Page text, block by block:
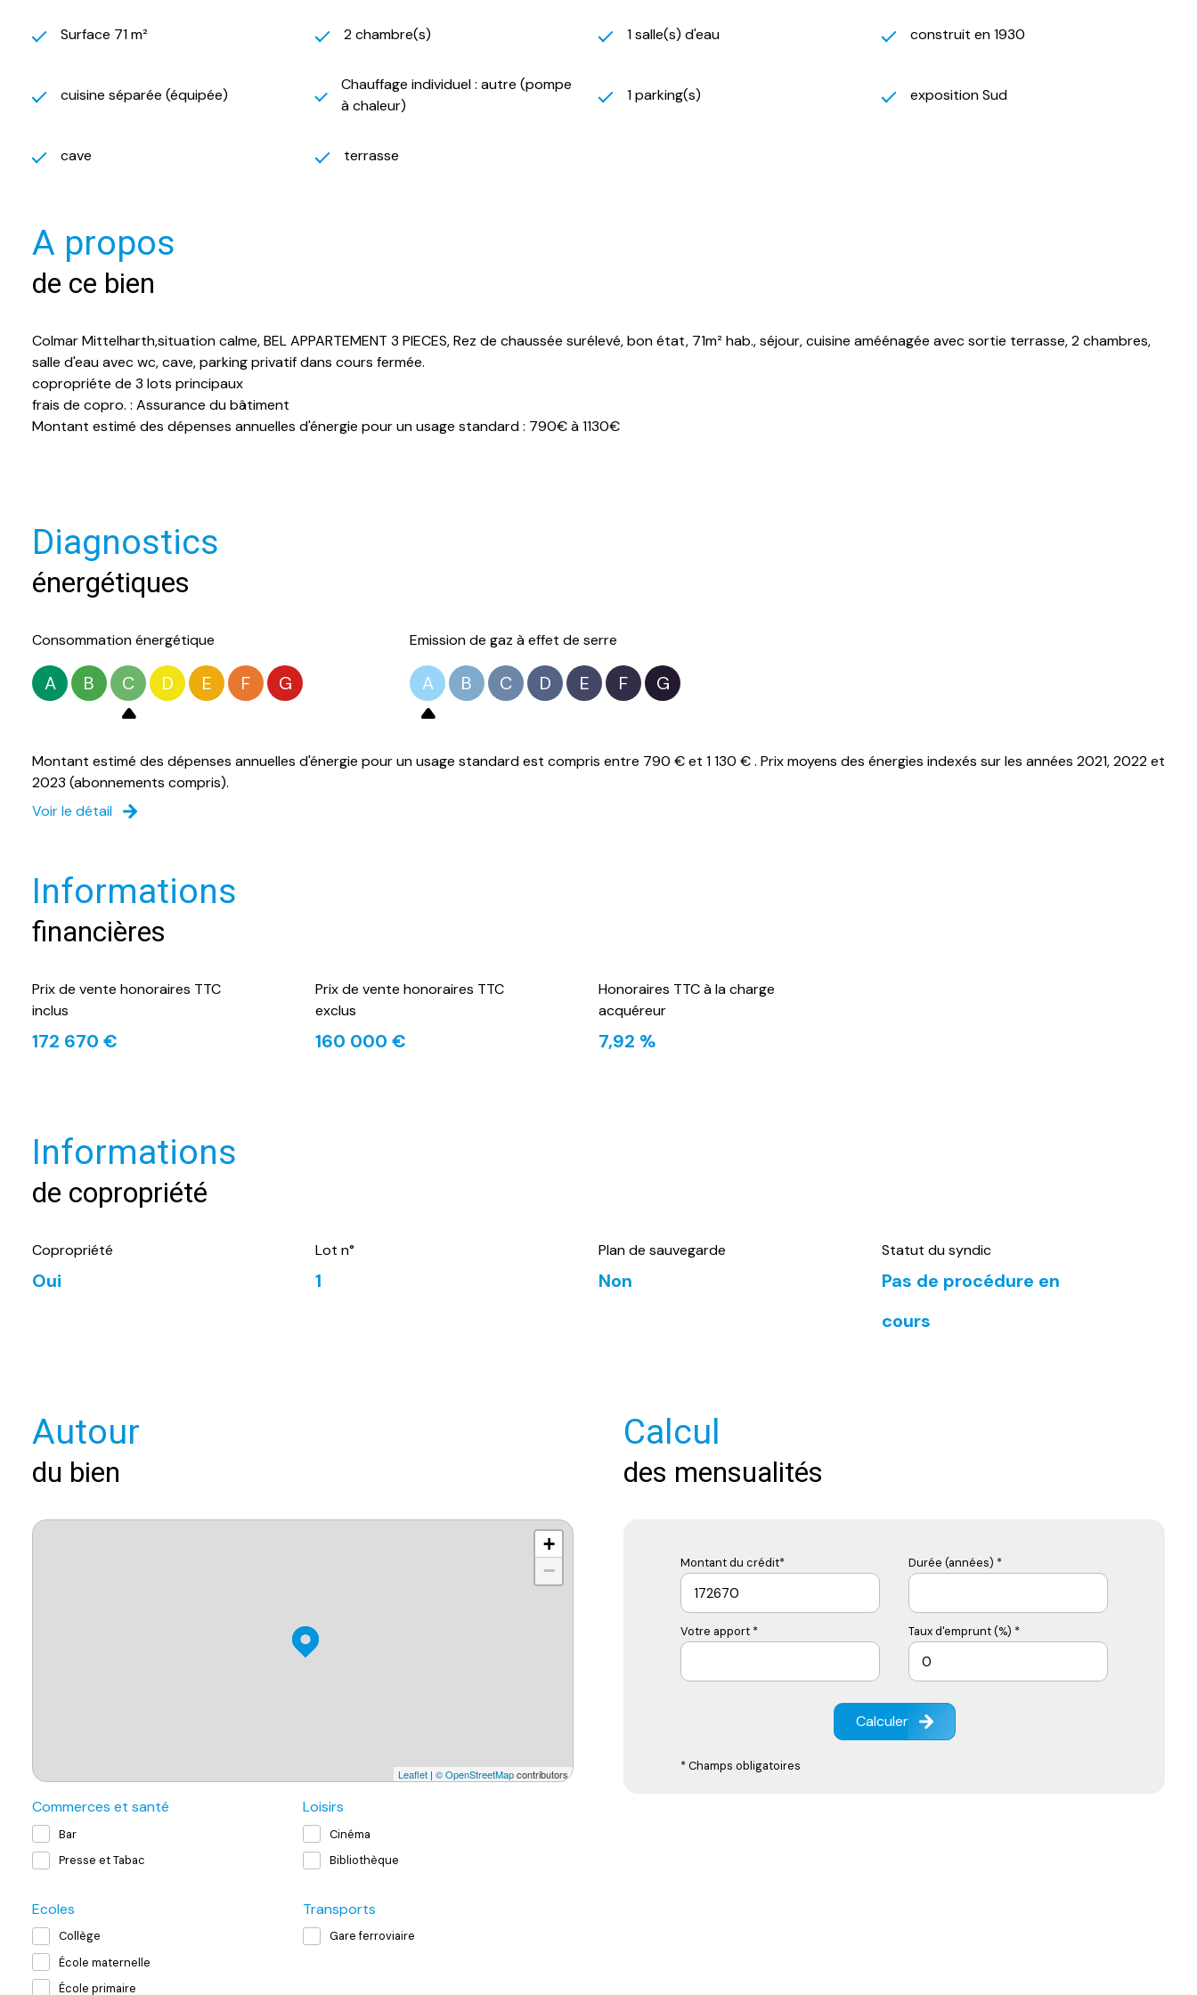
Surface 71 m² 2 chambre(s) 1 salle(s) d'eau construit en 1930
cuisine séparée (équipée)
Chauffage individuel : autre (pompe
à chaleur)
1 parking(s) exposition Sud
cave terrasse
A propos
de ce bien
Colmar Mittelharth,situation calme, BEL APPARTEMENT 3 PIECES, Rez de chaussée surélevé, bon état, 71m² hab., séjour, cuisine améénagée avec sortie terrasse, 2 chambres,
salle d'eau avec wc, cave, parking privatif dans cours fermée.
copropriéte de 3 lots principaux
frais de copro. : Assurance du bâtiment
Montant estimé des dépenses annuelles d'énergie pour un usage standard : 790€ à 1130€
Diagnostics
énergétiques
Consommation énergétique
A B C D E F G
Emission de gaz à effet de serre
A B C D E F G
Montant estimé des dépenses annuelles d'énergie pour un usage standard est compris entre 790 € et 1 130 € . Prix moyens des énergies indexés sur les années 2021, 2022 et
2023 (abonnements compris).
Voir le détail
Informations
financières
Prix de vente honoraires TTC
inclus
172 670 €
Prix de vente honoraires TTC
exclus
160 000 €
Honoraires TTC à la charge
acquéreur
7,92 %
Informations
de copropriété
Copropriété
Oui
Lot n°
1
Plan de sauvegarde
Non
Statut du syndic
Pas de procédure en
cours
Autour
du bien
+
−
Leaflet | © OpenStreetMapcontributors
Commerces et santé
Bar
Presse et Tabac
Loisirs
Cinéma
Bibliothèque
Ecoles
Collège
École maternelle
École primaire
Transports
Gare ferroviaire
Calcul
des mensualités
Montant du crédit* Durée (années) *
Votre apport * Taux d'emprunt (%) *
Calculer
* Champs obligatoires